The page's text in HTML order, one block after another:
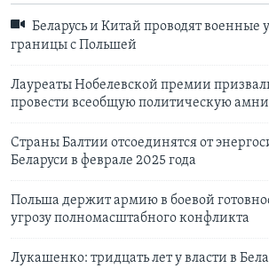
Беларусь и Китай проводят военные
границы с Польшей
Лауреаты Нобелевской премии
провести всеобщую политическую
Страны Балтии отсоединятся от
Беларуси в феврале 2025 года
Польша держит армию в боевой
угрозу полномасштабного конфликта
Лукашенко: тридцать лет у власти в